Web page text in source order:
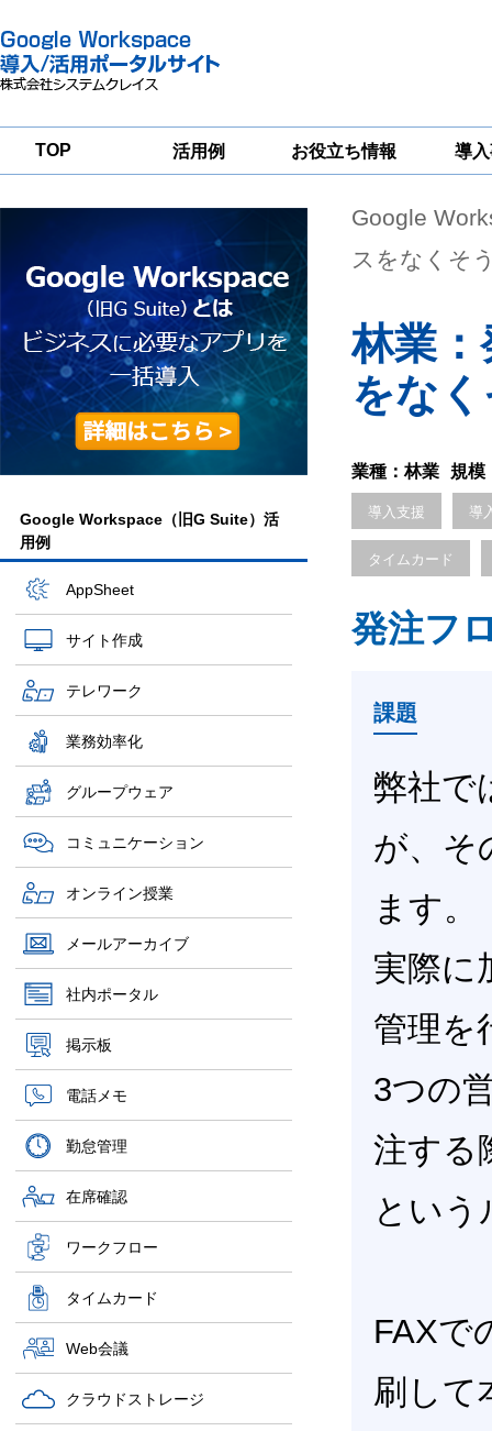
TOP 活用例 お役立ち情報
一
導
グループウェア
移行支援
Google
Workspace
セキュリティ
対策サービス
Google Workspace（旧G Suite）活
用例
AppSheet
サイト作成
テレワーク
業務効率化
グループウェア
コミュニケーション
オンライン授業
メールアーカイブ
社内ポータル
掲示板
電話メモ
勤怠管理
在席確認
ワークフロー
タイムカード
Web会議
クラウドストレージ
Google
スをなくそ
林業
をな
業種：林業 規模
導入支援 導
タイムカード
発注フ
課題
弊社で
が、そ
ます。
実際に
管理を
3つの
注する
という
FAXで
刷して